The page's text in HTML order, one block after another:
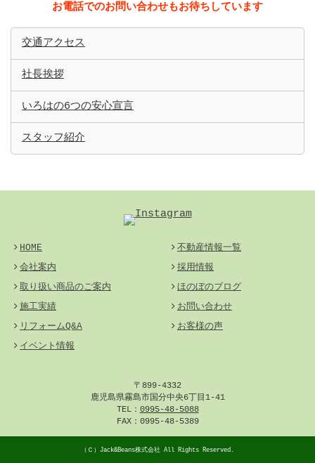
お電話でのお問い合わせもお待ちしています
交通アクセス
社長挨拶
いろはの6つの安心宣言
スタッフ紹介
HOME
会社案内
取り扱い商品のご案内
施工実績
リフォームQ&A
イベント情報
不動産情報一覧
採用情報
ほのぼのブログ
お問い合わせ
お客様の声
〒899-4332
鹿児島県霧島市国分中央6丁目1-41
TEL： 0995-48-5088
FAX：0995-48-5389
（Ｃ） Jack&Beans株式会社 All Rights Reserved.